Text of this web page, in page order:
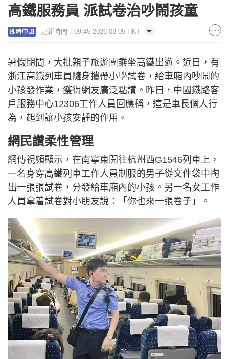
高鐵服務員 派試卷治吵鬧孩童
即時中國 更新時間：09:45 2026-08-05 HKT
暑假期間，大批親子旅遊團乘坐高鐵出遊。近日，有
浙江高鐵列車員隨身攜帶小學試卷，給車廂內吵鬧的
小孩發作業，獲得網友廣泛點讚。昨日，中國鐵路客
戶服務中心12306工作人員回應稱，這是車長個人行
為，起到讓小孩安靜的作用。
網民讚柔性管理
網傳視頻顯示，在南寧東開往杭州西G1546列車上，
一名身穿高鐵列車工作人員制服的男子從文件袋中掏
出一張張試卷，分發給車廂內的小孩。另一名女工作
人員拿着試卷對小朋友說：「你也來一張卷子」。